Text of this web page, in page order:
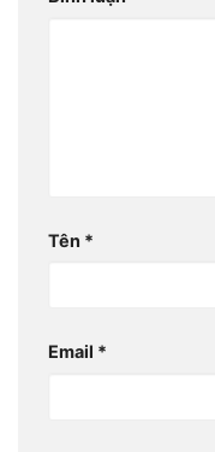
Tên *
Email *